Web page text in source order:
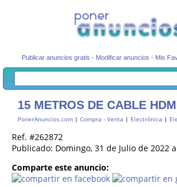
Publicar anuncios gratis - Modificar anuncios - Mis
15 METROS DE CABLE
PonerAnuncios.com | Compra - Venta | Electrónica |
Ref. #262872
Publicado: Domingo, 31 de Julio de 2022
Comparte este anuncio: